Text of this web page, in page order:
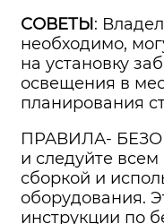
СОВЕТЫ:
необходимо,
на установку
освещения в
планирования
ПРАВИЛА-
и следуйте
сборкой и
оборудования.
инструкции по